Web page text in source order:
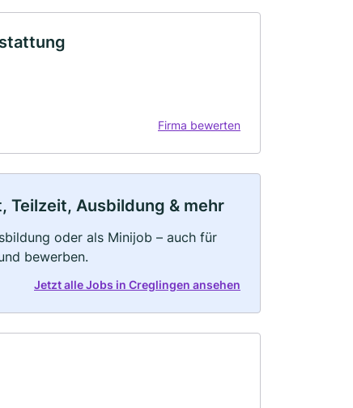
Firma bewerten
Teilzeit, Ausbildung & mehr
oder als Minijob – auch für
bewerben.
Jetzt alle Jobs in Creglingen ansehen